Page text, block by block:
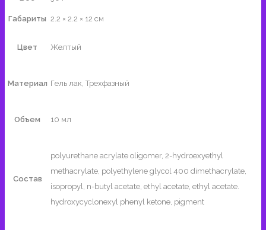
Габариты 2.2 × 2.2 × 12 см
Цвет Желтый
Материал Гель лак, Трехфазный
Объем 10 мл
Состав
polyurethane acrylate oligomer, 2-hydroexyethyl
methacrylate, polyethylene glycol 400 dimethacrylate,
isopropyl, n-butyl acetate, ethyl acetate, ethyl acetate.
hydroxycyclonexyl phenyl ketone, pigment